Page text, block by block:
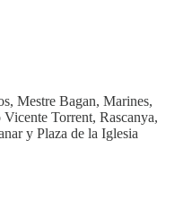
Mestre Bagan, Marines,
Torrent, Rascanya,
y Plaza de la Iglesia